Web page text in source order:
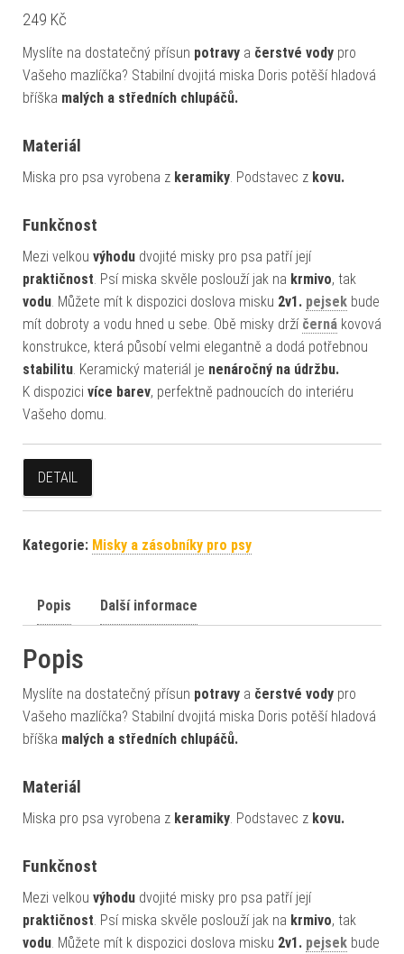
249 Kč
Myslíte na dostatečný přísun potravy a čerstvé vody pro
Vašeho mazlíčka? Stabilní dvojitá miska Doris potěší hladová
bříška malých a středních chlupáčů.
Materiál
Miska pro psa vyrobena z keramiky. Podstavec z kovu.
Funkčnost
Mezi velkou výhodu dvojité misky pro psa patří její
praktičnost. Psí miska skvěle poslouží jak na krmivo, tak
vodu. Můžete mít k dispozici doslova misku 2v1. pejsek bude
mít dobroty a vodu hned u sebe. Obě misky drží černá kovová
konstrukce, která působí velmi elegantně a dodá potřebnou
stabilitu. Keramický materiál je nenáročný na údržbu.
K dispozici více barev, perfektně padnoucích do interiéru
Vašeho domu.
DETAIL
Kategorie: Misky a zásobníky pro psy
Popis Další informace
Popis
Myslíte na dostatečný přísun potravy a čerstvé vody pro
Vašeho mazlíčka? Stabilní dvojitá miska Doris potěší hladová
bříška malých a středních chlupáčů.
Materiál
Miska pro psa vyrobena z keramiky. Podstavec z kovu.
Funkčnost
Mezi velkou výhodu dvojité misky pro psa patří její
praktičnost. Psí miska skvěle poslouží jak na krmivo, tak
vodu. Můžete mít k dispozici doslova misku 2v1. pejsek bude